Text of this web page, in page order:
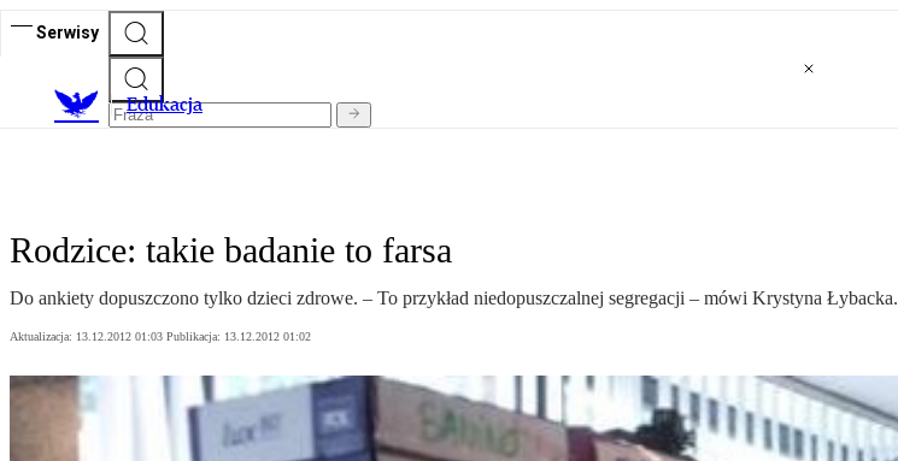
Serwisy
Edukacja
Rodzice: takie badanie to farsa
Do ankiety dopuszczono tylko dzieci zdrowe. – To przykład niedopuszczalnej segregacji – mówi Krystyna Łybacka.
Aktualizacja: 13.12.2012 01:03 Publikacja: 13.12.2012 01:02